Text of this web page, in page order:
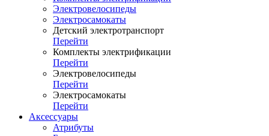
Электровелосипеды
Электросамокаты
Детский электротранспорт
Перейти
Комплекты электрификации
Перейти
Электровелосипеды
Перейти
Электросамокаты
Перейти
Аксессуары
Атрибуты